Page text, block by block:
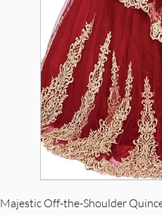
Majestic Off-the-Shoulder